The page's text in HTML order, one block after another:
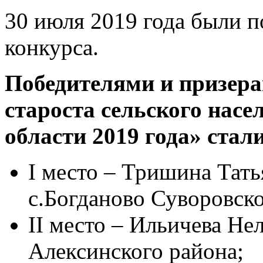
30 июля 2019 года были
конкурса.
Победителями и
староста сельского
области 2019 года»
I место – Тришина
с.Богданово
II место – Ильичева
Алексинского района;